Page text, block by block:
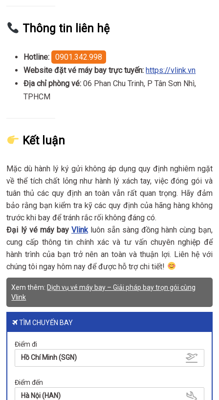
Thông tin liên hệ
Hotline:
0901.342.998
Website đặt vé máy bay trực tuyến: https://vlink.vn
Địa chỉ phòng vé: 06 Phan Chu Trinh, P Tân Sơn Nhì,
TPHCM
Kết luận
Mặc dù hành lý ký gửi không áp dụng quy định nghiêm ngặt
về thể tích chất lỏng như hành lý xách tay, việc đóng gói và
tuân thủ các quy định an toàn vẫn rất quan trọng. Hãy đảm
bảo rằng bạn kiểm tra kỹ các quy định của hãng hàng không
trước khi bay để tránh rắc rối không đáng có.
Đại lý vé máy bay Vlinkluôn sẵn sàng đồng hành cùng bạn,
cung cấp thông tin chính xác và tư vấn chuyên nghiệp để
hành trình của bạn trở nên an toàn và thuận lợi. Liên hệ với
chúng tôi ngay hôm nay để được hỗ trợ chi tiết!
Xem thêm: Dịch vụ vé máy bay – Giải pháp bay trọn gói cùng
Vlink
TÌM CHUYẾN BAY
Điểm đi
Hồ Chí Minh (SGN)
Điểm đến
Hà Nội (HAN)